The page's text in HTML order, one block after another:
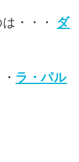
・・・ ダ
ラ・パル